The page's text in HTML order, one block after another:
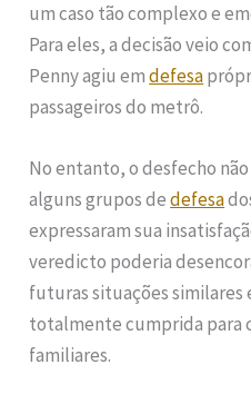
um caso tão complexo e
Para eles, a decisão veio
Penny agiu emdefesa
passageiros do metrô.
No entanto, o desfecho
alguns grupos dedefesa
expressaram sua
veredicto poderia
futuras situações similares
totalmente cumprida para
familiares.